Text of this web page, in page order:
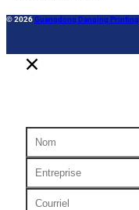
© 2026Guangdong Danqing Printing